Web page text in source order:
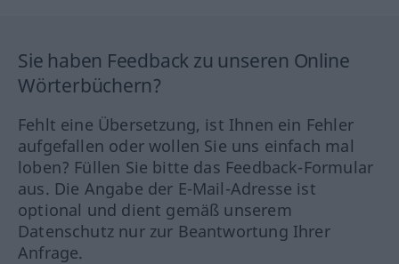
Sie haben Feedback zu unseren Online
Wörterbüchern?
Fehlt eine Übersetzung, ist Ihnen ein Fehler
aufgefallen oder wollen Sie uns einfach mal
loben? Füllen Sie bitte das Feedback-Formular
aus. Die Angabe der E-Mail-Adresse ist
optional und dient gemäß unserem
Datenschutz nur zur Beantwortung Ihrer
Anfrage.